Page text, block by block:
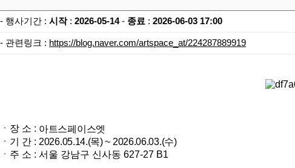
- 행사기간 : 시작: 2026-05-14- 종료 : 2026-06-03 17:00
- 관련링크 : https://blog.naver.com/artspace_at/224287889919
ㆍ장 소 : 아트스페이스엣
ㆍ기 간 : 2026.05.14.(목) ~ 2026.06.03.(수)
ㆍ주 소 : 서울 강남구 신사동 627-27 B1